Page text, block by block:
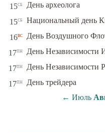
15сб День археолога
15сб Национальный день
16вс День Воздушного
17пн День Независимости
17пн День Независимости
17пн
День трейдера
← Июль